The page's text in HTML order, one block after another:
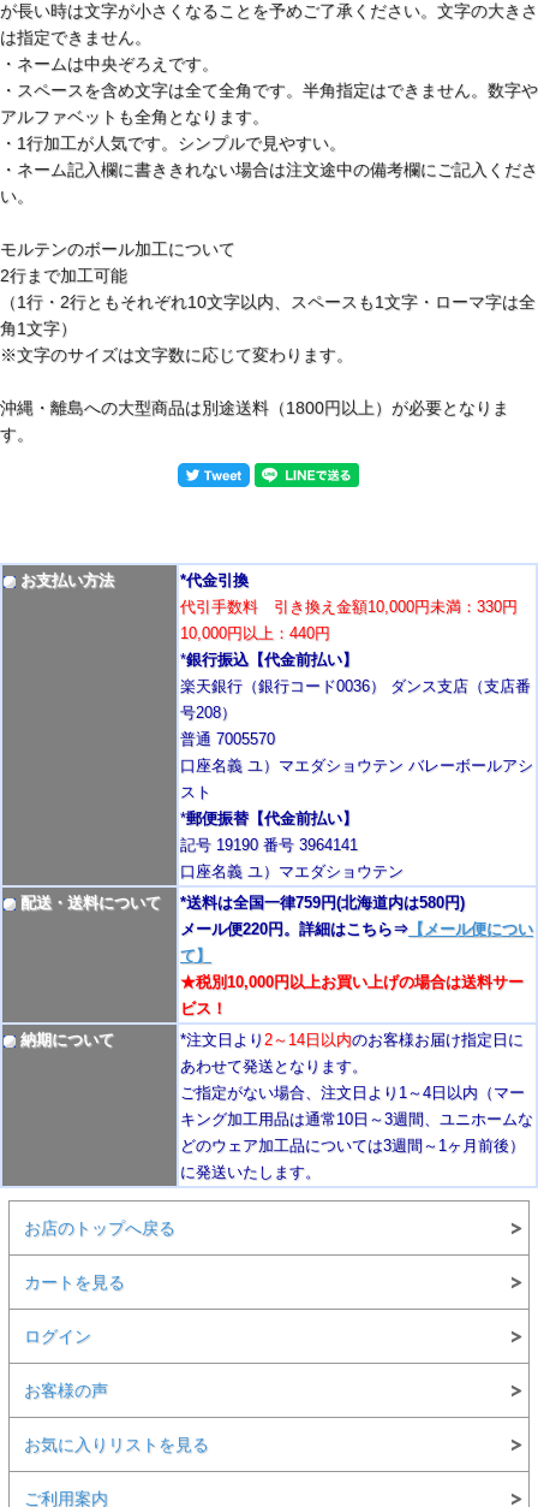
が長い時は文字が小さくなることを予めご了承ください。文字の大きさ
は指定できません。
・ネームは中央ぞろえです。
・スペースを含め文字は全て全角です。半角指定はできません。数字や
アルファベットも全角となります。
・1行加工が人気です。シンプルで見やすい。
・ネーム記入欄に書ききれない場合は注文途中の備考欄にご記入くださ
い。
モルテンのボール加工について
2行まで加工可能
（1行・2行ともそれぞれ10文字以内、スペースも1文字・ローマ字は全
角1文字）
※文字のサイズは文字数に応じて変わります。
沖縄・離島への大型商品は別途送料（1800円以上）が必要となりま
す。
お支払い方法
*代金引換
代引手数料 引き換え金額10,000円未満：330円
10,000円以上：440円
*銀行振込【代金前払い】
楽天銀行（銀行コード0036） ダンス支店（支店番
号208）
普通 7005570
口座名義 ユ）マエダショウテン バレーボールアシ
スト
*郵便振替【代金前払い】
記号 19190 番号 3964141
口座名義 ユ）マエダショウテン
配送・送料について
*送料は全国一律759円(北海道内は580円)
メール便220円。詳細はこちら⇒ 【メール便につい
て】
★税別10,000円以上お買い上げの場合は送料サー
ビス！
納期について
*注文日より2～14日以内のお客様お届け指定日に
あわせて発送となります。
ご指定がない場合、注文日より1～4日以内 （マー
キング加工用品は通常10日 ～3週間、ユニホームな
どのウェア加工品については3週間～ 1ヶ月前後 ）
に発送いたします。
お店のトップへ戻る
カートを見る
ログイン
お客様の声
お気に入りリストを見る
ご利用案内